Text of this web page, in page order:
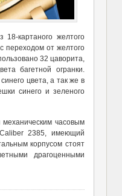
картаного желтого
переходом от желтого
32 цаворита,
багетной огранки.
цвета, а так же в
синего и зеленого
часовым
2385, имеющий
корпусом стоят
драгоценными